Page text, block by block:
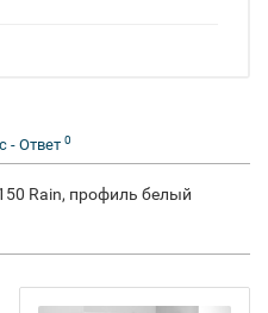
- Ответ 0
Rain, профиль белый